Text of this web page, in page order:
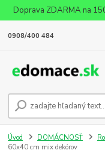
Doprava ZDARMA na
0908/400 484
Úvod DOMÁCNOSŤ
60x40 cm mix dekórov